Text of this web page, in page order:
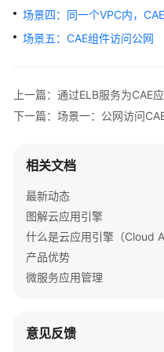
介
绍
说
明
速
门
用
户
指
最
佳
场景四：同一个VPC内，
场景五：CAE组件访问公网
上一篇：通过ELB服务为CAE
下一篇：场景一：公网访问
相关文档
最新动态
图解云应用引擎
什么是云应用引擎（Cloud
产品优势
微服务应用管理
意见反馈